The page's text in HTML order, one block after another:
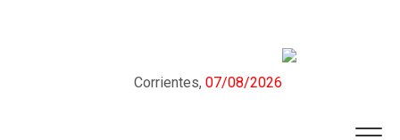
Corrientes, 07/08/2026